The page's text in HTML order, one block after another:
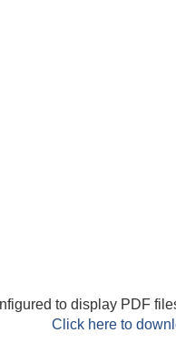
to display PDF
Click here to